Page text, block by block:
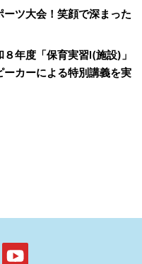
ーツ大会！笑顔で深まった
８年度「保育実習Ⅰ(施設)」
ーカーによる特別講義を実